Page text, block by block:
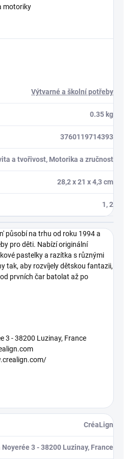
motoriky
Výtvarné a školní potřeby
0.35 kg
3760119714393
a tvořivost, Motorika a zručnost
28,2 x 21 x 4,3 cm
1, 2
působí na trhu od roku 1994 a
pro děti. Nabízí originální
pastelky a razítka s různými
tak, aby rozvíjely dětskou fantazii,
prvních čar batolat až po
3 - 38200 Luzinay, France
CréaLign
Noyerée 3 - 38200 Luzinay, France